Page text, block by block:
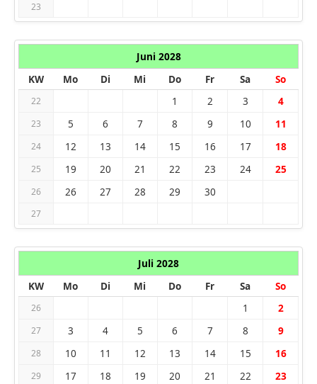
23
Juni 2028
KW
Mo Di Mi Do Fr Sa So
22 1 2 3 4
23 5 6 7 8 9 10 11
24 12 13 14 15 16 17 18
25 19 20 21 22 23 24 25
26 26 27 28 29 30
27
Juli 2028
KW
Mo Di Mi Do Fr Sa So
26 1 2
27 3 4 5 6 7 8 9
28 10 11 12 13 14 15 16
29 17 18 19 20 21 22 23